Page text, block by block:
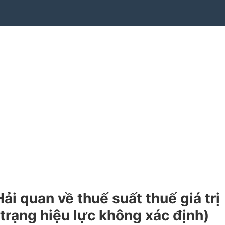
quan về thuế suất thuế giá trị
hiệu lực không xác định)